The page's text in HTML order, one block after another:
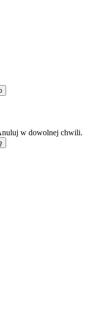
w dowolnej chwili.